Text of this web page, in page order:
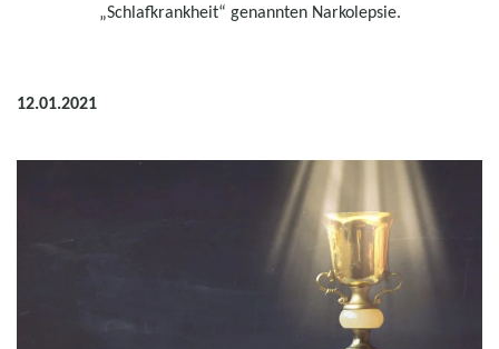
„Schlafkrankheit“ genannten Narkolepsie.
12.01.2021